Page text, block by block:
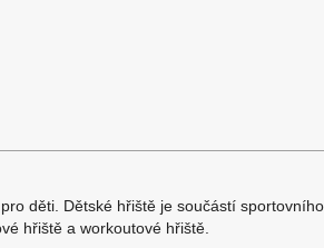
děti. Dětské hřiště je součástí
hřiště a workoutové hřiště.